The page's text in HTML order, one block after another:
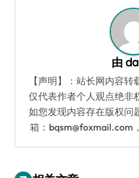
由
【声明】：站长网内容
仅代表作者个人观点绝非
如您发现内容存在版权问
箱：bqsm@foxmail.com